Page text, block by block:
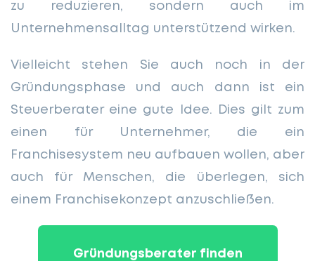
zu reduzieren, sondern auch im
Unternehmensalltag unterstützend wirken.
Vielleicht stehen Sie auch noch in der
Gründungsphase und auch dann ist ein
Steuerberater eine gute Idee. Dies gilt zum
einen für Unternehmer, die ein
Franchisesystem neu aufbauen wollen, aber
auch für Menschen, die überlegen, sich
einem Franchisekonzept anzuschließen.
Gründungsberater finden